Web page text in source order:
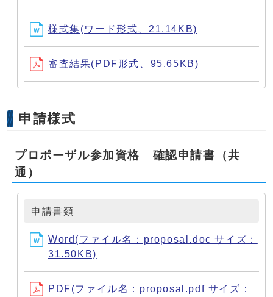
様式集(ワード形式、21.14KB)
審査結果(PDF形式、95.65KB)
申請様式
プロポーザル参加資格 確認申請書（共
通）
申請書類
Word(ファイル名：proposal.doc サイズ：
31.50KB)
PDF(ファイル名：proposal.pdf サイズ：